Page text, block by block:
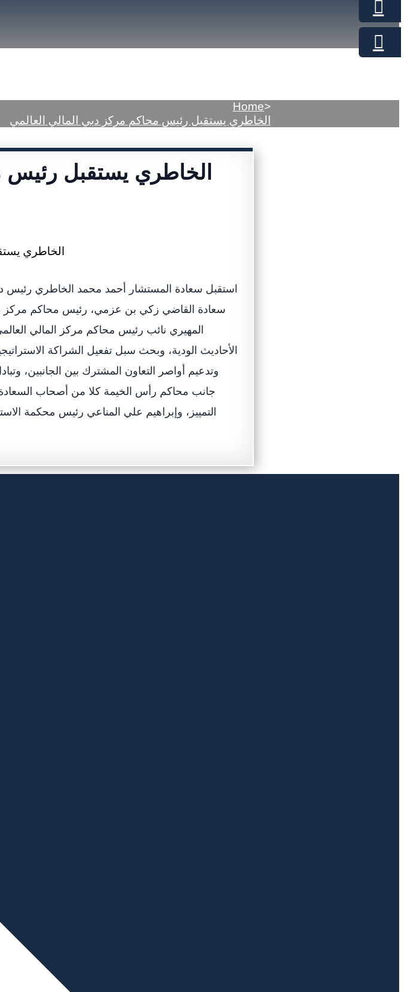
Home>
الخاطري يستقبل رئيس محاكم مركز دبي المالي العالمي
الخاطري يستقبل رئيس
استقبل سعادة المستشار أحمد محمد الخاطري
سعادة القاضي زكي بن عزمي، رئيس محاكم مركز
المهيري نائب رئيس محاكم مركز المالي
الأحاديث الودية، وبحث سبل تفعيل الشراكة
وتدعيم أواصر التعاون المشترك بين الجانبين،
جانب محاكم رأس الخيمة كلا من أصحاب
التمييز، وإبراهيم علي المناعي رئيس محكمة